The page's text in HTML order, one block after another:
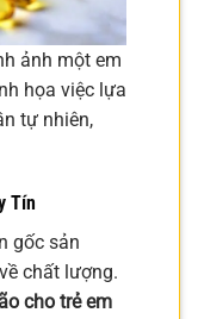
ảnh một em
họa việc lựa
tự nhiên,
Tín
gốc sản
chất lượng.
cho trẻ em